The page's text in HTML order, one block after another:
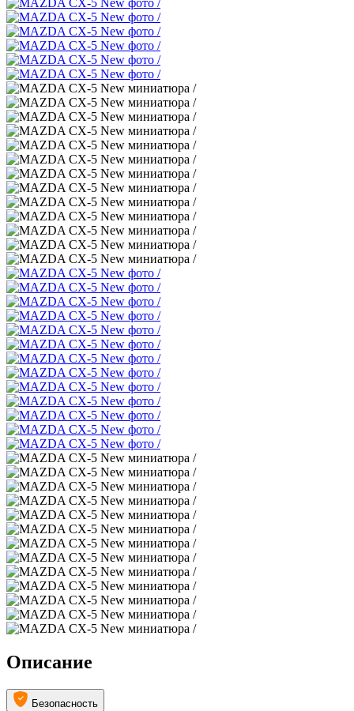
Описание
Безопасность